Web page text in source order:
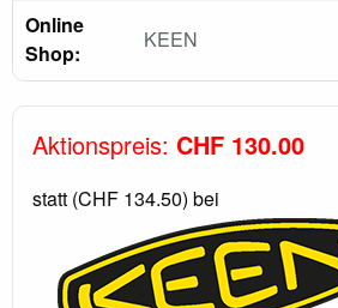
Online
Shop:
KEEN
Aktionspreis: CHF 130.00
statt (CHF 134.50) bei